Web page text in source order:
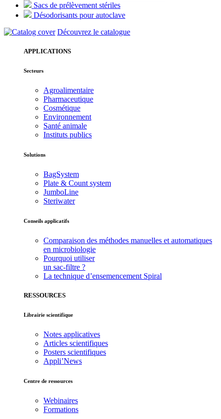
Sacs de prélèvement stériles
Désodorisants pour autoclave
Découvrez le catalogue
APPLICATIONS
Secteurs
Agroalimentaire
Pharmaceutique
Cosmétique
Environnement
Santé animale
Instituts publics
Solutions
BagSystem
Plate & Count system
JumboLine
Steriwater
Conseils applicatifs
Comparaison des méthodes manuelles et automatiques
en microbiologie
Pourquoi utiliser
un sac-filtre ?
La technique d’ensemencement Spiral
RESSOURCES
Librairie scientifique
Notes applicatives
Articles scientifiques
Posters scientifiques
Appli’News
Centre de ressources
Webinaires
Formations